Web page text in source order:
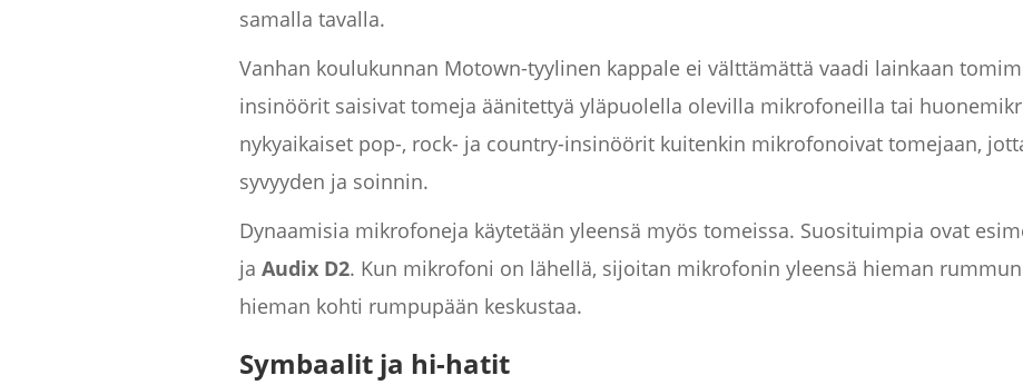
samalla tavalla.
Vanhan koulukunnan Motown-tyylinen kappale ei välttämättä vaadi lainkaan
insinöörit saisivat tomeja äänitettyä yläpuolella olevilla mikrofoneilla tai
nykyaikaiset pop-, rock- ja country-insinöörit kuitenkin mikrofonoivat tomejaan,
syvyyden ja soinnin.
Dynaamisia mikrofoneja käytetään yleensä myös tomeissa. Suosituimpia ovat
jaAudix D2. Kun mikrofoni on lähellä, sijoitan mikrofonin yleensä hieman
hieman kohti rumpupään keskustaa.
Symbaalit ja hi-hatit